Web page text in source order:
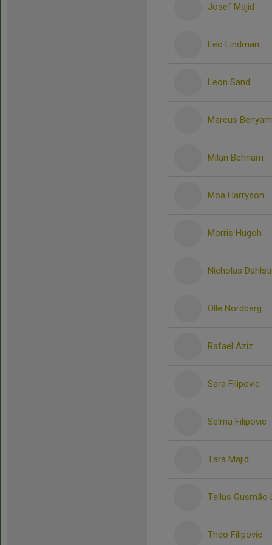
Josef Majid
Leo Lindman
Leon Sand
Marcus
Milan Behnam
Moa Harryson
Morris Hugoh
Nicholas
Olle Nordberg
Rafael Aziz
Sara Filipovic
Selma Filipovic
Tara Majid
Tellus Gusmão
Theo Filipovic